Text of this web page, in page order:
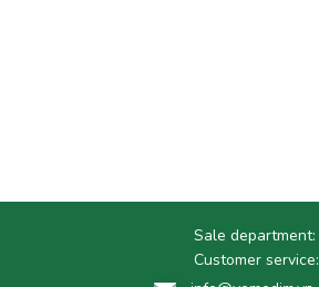
Sale department:
Customer service: